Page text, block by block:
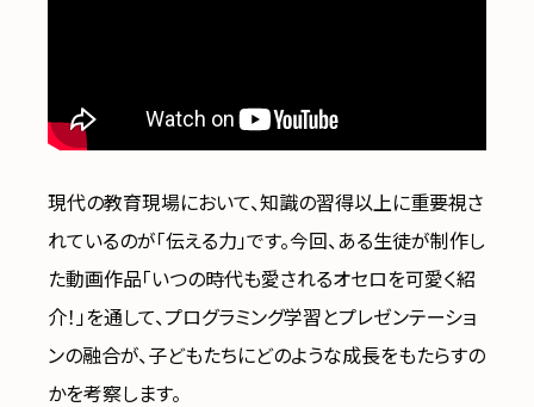
現代の教育現場において、知識の習得以上に重要視さ
れているのが「伝える力」です。今回、ある生徒が制作し
た動画作品「いつの時代も愛されるオセロを可愛く紹
介！」を通して、プログラミング学習とプレゼンテーショ
ンの融合が、子どもたちにどのような成長をもたらすの
かを考察します。